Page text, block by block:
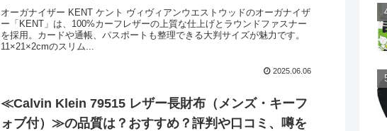
オーガナイザー KENT ケント ヴィヴィアンウエストウッドのオーガナイザ
ー「KENT」は、100%カーフレザーの上質な仕上げとラウンドファスナー
を採用。カードや通帳、パスポートも整理できる大判サイズが魅力です。
11×21×2cmのスリム...
2025.06.06
≪Calvin Klein 79515 レザー長財布（メンズ・キーフ
ォブ付）≫の品質は？おすすめ？評判や口コミ、噂を